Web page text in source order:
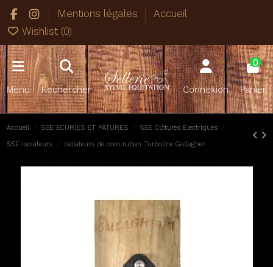
Mentions légales
Accueil
Wishlist (0)
Menu Rechercher Connexion
0
Panier
Accueil SSE ECURIES ET PÂTURES SSE Clôtures Electriques
SSE Isolateurs Isolateurs de coin ruban Turboline Gallagher